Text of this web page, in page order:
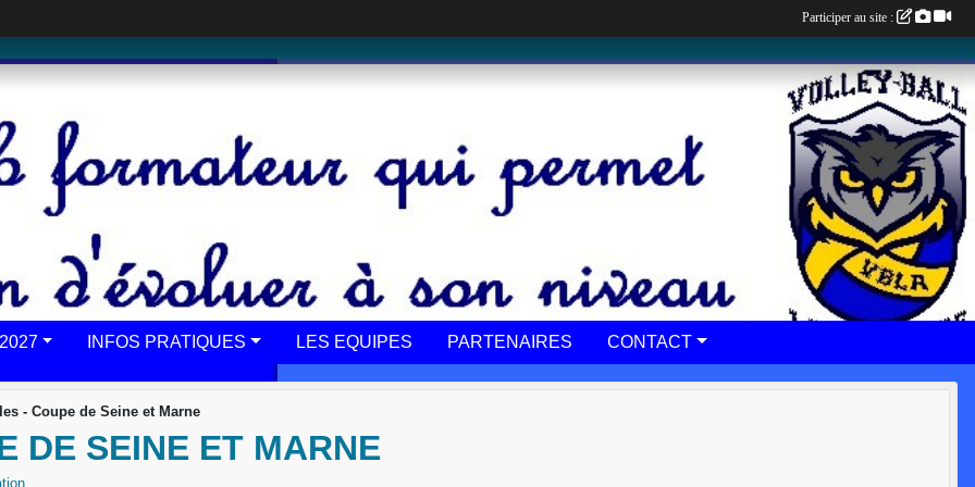
INFOS PRATIQUES LES EQUIPES PARTENAIRES CONTACT
- Coupe de Seine et Marne
DE SEINE ET MARNE
Participer au site :